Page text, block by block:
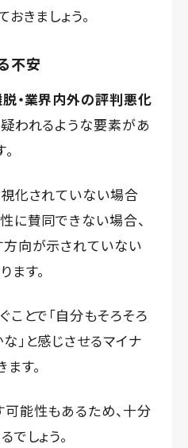
きましょう。
不安
・業界内外の評判悪化
われるような要素があ
化されていない場合
に賛同できない場合、
向が示されていない
ます。
ことで「自分もそろそろ
」と感じさせるマイナ
す。
能性もあるため、十分
しょう。